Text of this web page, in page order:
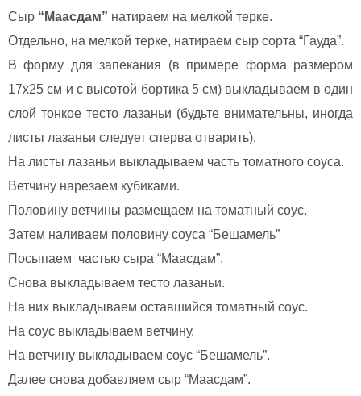
Сыр “Маасдам” натираем на мелкой терке.
Отдельно, на мелкой терке, натираем сыр сорта “Гауда”.
В форму для запекания (в примере форма размером
17х25 см и с высотой бортика 5 см) выкладываем в один
слой тонкое тесто лазаньи (будьте внимательны, иногда
листы лазаньи следует сперва отварить).
На листы лазаньи выкладываем часть томатного соуса.
Ветчину нарезаем кубиками.
Половину ветчины размещаем на томатный соус.
Затем наливаем половину соуса “Бешамель”
Посыпаем частью сыра “Маасдам”.
Снова выкладываем тесто лазаньи.
На них выкладываем оставшийся томатный соус.
На соус выкладываем ветчину.
На ветчину выкладываем соус “Бешамель”.
Далее снова добавляем сыр “Маасдам”.